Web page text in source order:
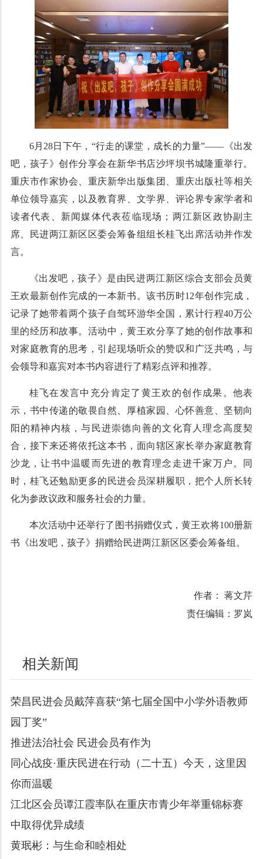
6月28日下午，“行走的课堂，成长的力量”——《出发
吧，孩子》创作分享会在新华书店沙坪坝书城隆重举行。
重庆市作家协会、重庆新华出版集团、重庆出版社等相关
单位领导嘉宾，以及教育界、文学界、评论界专家学者和
读者代表、新闻媒体代表莅临现场；两江新区政协副主
席、民进两江新区区委会筹备组组长桂飞出席活动并作发
言。
《出发吧，孩子》是由民进两江新区综合支部会员黄
王欢最新创作完成的一本新书。该书历时12年创作完成，
记录了她带着两个孩子自驾环游华全国，累计行程40万公
里的经历和故事。活动中，黄王欢分享了她的创作故事和
对家庭教育的思考，引起现场听众的赞叹和广泛共鸣，与
会领导和嘉宾对本书内容进行了精彩点评和推荐。
桂飞在发言中充分肯定了黄王欢的创作成果。他表
示，书中传递的敬畏自然、厚植家园、心怀善意、坚韧向
阳的精神内核，与民进崇德向善的文化育人理念高度契
合，接下来还将依托这本书，面向辖区家长举办家庭教育
沙龙，让书中温暖而先进的教育理念走进千家万户。同
时，桂飞还勉励更多的民进会员深耕履职，把个人所长转
化为参政议政和服务社会的力量。
本次活动中还举行了图书捐赠仪式，黄王欢将100册新
书《出发吧，孩子》捐赠给民进两江新区区委会筹备组。
作者： 蒋文芹
责任编辑：罗岚
相关新闻
荣昌民进会员戴萍喜获“第七届全国中小学外语教师
园丁奖”
推进法治社会 民进会员有作为
同心战疫·重庆民进在行动（二十五）今天，这里因
你而温暖
江北区会员谭江霞率队在重庆市青少年举重锦标赛
中取得优异成绩
黄珉彬：与生命和睦相处